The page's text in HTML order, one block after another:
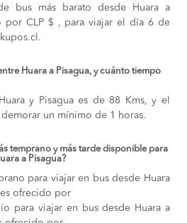
bus más barato desde Huara a
por CLP $ , para viajar el día 6 de
Huara a Pisagua, y cuánto tiempo
y Pisagua es de 88 Kms, y el
un mínimo de 1 horas.
temprano y más tarde disponible para
a Pisagua?
para viajar en bus desde Huara
es ofrecido por
para viajar en bus desde Huara a